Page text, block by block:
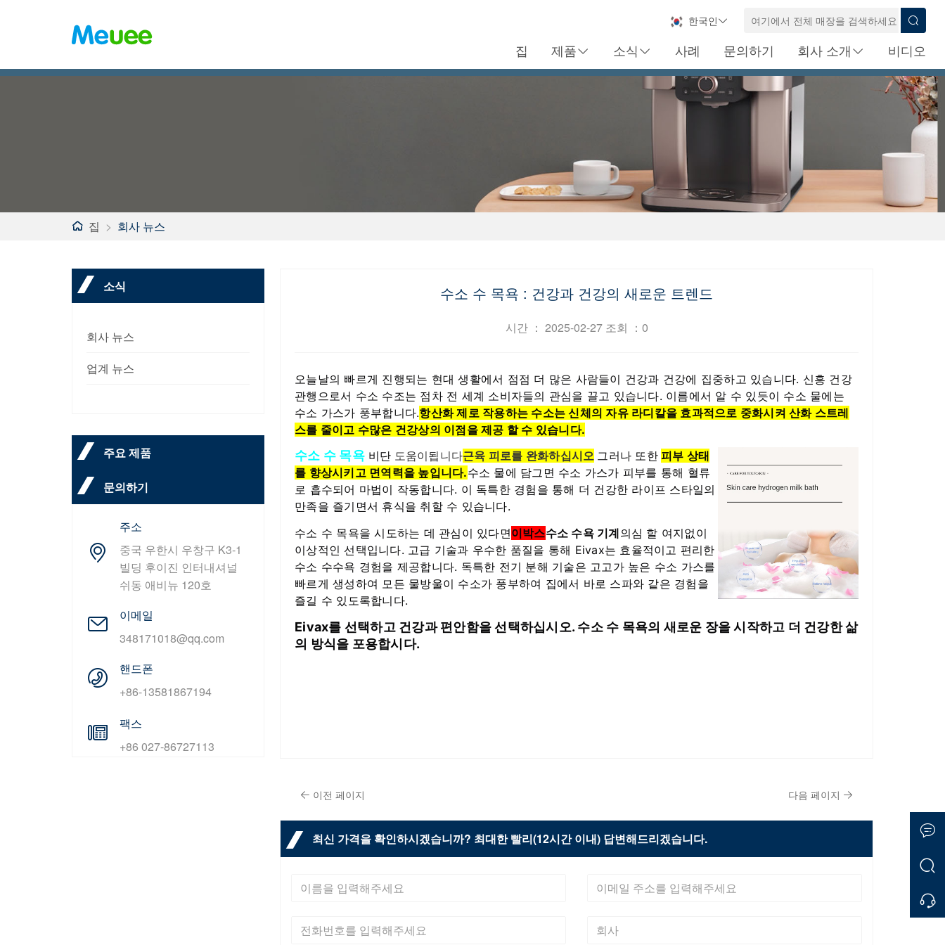
한국인
집 제품 소식 사례 문의하기 회사 소개 비디오
집 > 회사 뉴스
소식
회사 뉴스
업계 뉴스
주요 제품
문의하기
주소
중국 우한시 우창구 K3-1
빌딩 후이진 인터내셔널
쉬동 애비뉴 120호
이메일
348171018@qq.com
핸드폰
+86-13581867194
팩스
+86 027-86727113
수소 수 목욕 : 건강과 건강의 새로운 트렌드
시간 ： 2025-02-27 조회 ： 0
오늘날의 빠르게 진행되는 현대 생활에서 점점 더 많은 사람들이 건강과 건강에 집중하고 있습니다. 신흥 건강
관행으로서 수소 수조는 점차 전 세계 소비자들의 관심을 끌고 있습니다. 이름에서 알 수 있듯이 수소 물에는
수소 가스가 풍부합니다.항산화 제로 작용하는 수소는 신체의 자유 라디칼을 효과적으로 중화시켜 산화 스트레
스를 줄이고 수많은 건강상의 이점을 제공 할 수 있습니다.
수소 수 목욕 비단 도움이됩니다근육 피로를 완화하십시오 그러나 또한 피부 상태
를 향상시키고 면역력을 높입니다.수소 물에 담그면 수소 가스가 피부를 통해 혈류
로 흡수되어 마법이 작동합니다. 이 독특한 경험을 통해 더 건강한 라이프 스타일의
만족을 즐기면서 휴식을 취할 수 있습니다.
수소 수 목욕을 시도하는 데 관심이 있다면이박스수소 수욕 기계 의심 할 여지없이
이상적인 선택입니다. 고급 기술과 우수한 품질을 통해 Eivax는 효율적이고 편리한
수소 수수욕 경험을 제공합니다. 독특한 전기 분해 기술은 고고가 높은 수소 가스를
빠르게 생성하여 모든 물방울이 수소가 풍부하여 집에서 바로 스파와 같은 경험을
즐길 수 있도록합니다.
Eivax를 선택하고 건강과 편안함을 선택하십시오. 수소 수 목욕의 새로운 장을 시작하고 더 건강한 삶
의 방식을 포용합시다.
이전 페이지 다음 페이지
최신 가격을 확인하시겠습니까? 최대한 빨리(12시간 이내) 답변해드리겠습니다.